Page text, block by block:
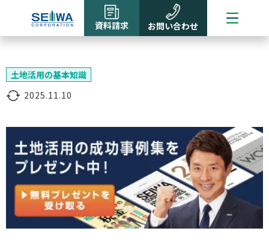
資料請求 お問い合わせ
2025.11.10
土地活用の基本知識